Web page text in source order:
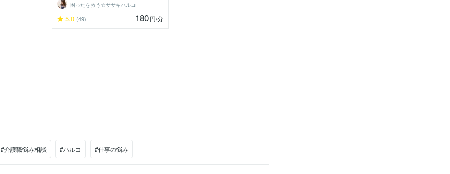
困ったを救う☆ササキハルコ
5.0 (49) 180円/分
#介護職悩み相談 #ハルコ #仕事の悩み